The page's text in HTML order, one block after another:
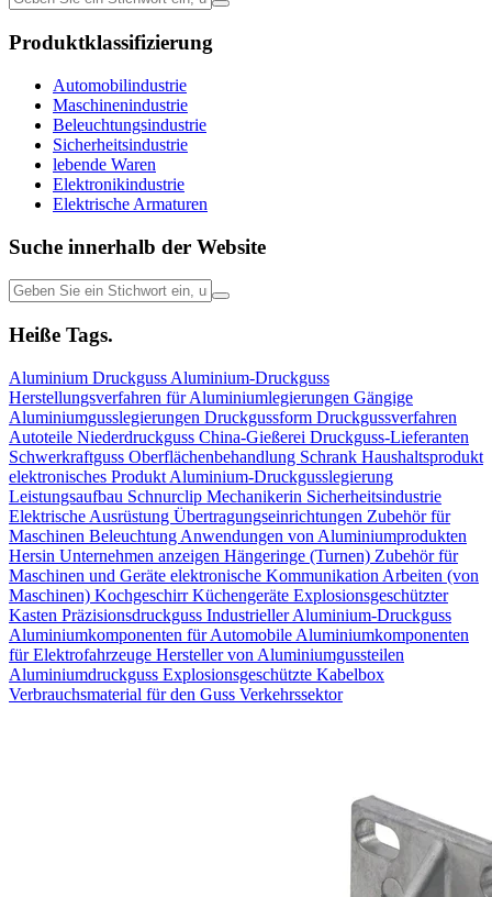
Produktklassifizierung
Automobilindustrie
Maschinenindustrie
Beleuchtungsindustrie
Sicherheitsindustrie
lebende Waren
Elektronikindustrie
Elektrische Armaturen
Suche innerhalb der Website
Heiße Tags.
Aluminium Druckguss Aluminium-Druckguss
Herstellungsverfahren für Aluminiumlegierungen Gängige
Aluminiumgusslegierungen Druckgussform Druckgussverfahren
Autoteile Niederdruckguss China-Gießerei Druckguss-Lieferanten
Schwerkraftguss Oberflächenbehandlung Schrank Haushaltsprodukt
elektronisches Produkt Aluminium-Druckgusslegierung
Leistungsaufbau Schnurclip Mechanikerin Sicherheitsindustrie
Elektrische Ausrüstung Übertragungseinrichtungen Zubehör für
Maschinen Beleuchtung Anwendungen von Aluminiumprodukten
Hersin Unternehmen anzeigen Hängeringe (Turnen) Zubehör für
Maschinen und Geräte elektronische Kommunikation Arbeiten (von
Maschinen) Kochgeschirr Küchengeräte Explosionsgeschützter
Kasten Präzisionsdruckguss Industrieller Aluminium-Druckguss
Aluminiumkomponenten für Automobile Aluminiumkomponenten
für Elektrofahrzeuge Hersteller von Aluminiumgussteilen
Aluminiumdruckguss Explosionsgeschützte Kabelbox
Verbrauchsmaterial für den Guss Verkehrssektor